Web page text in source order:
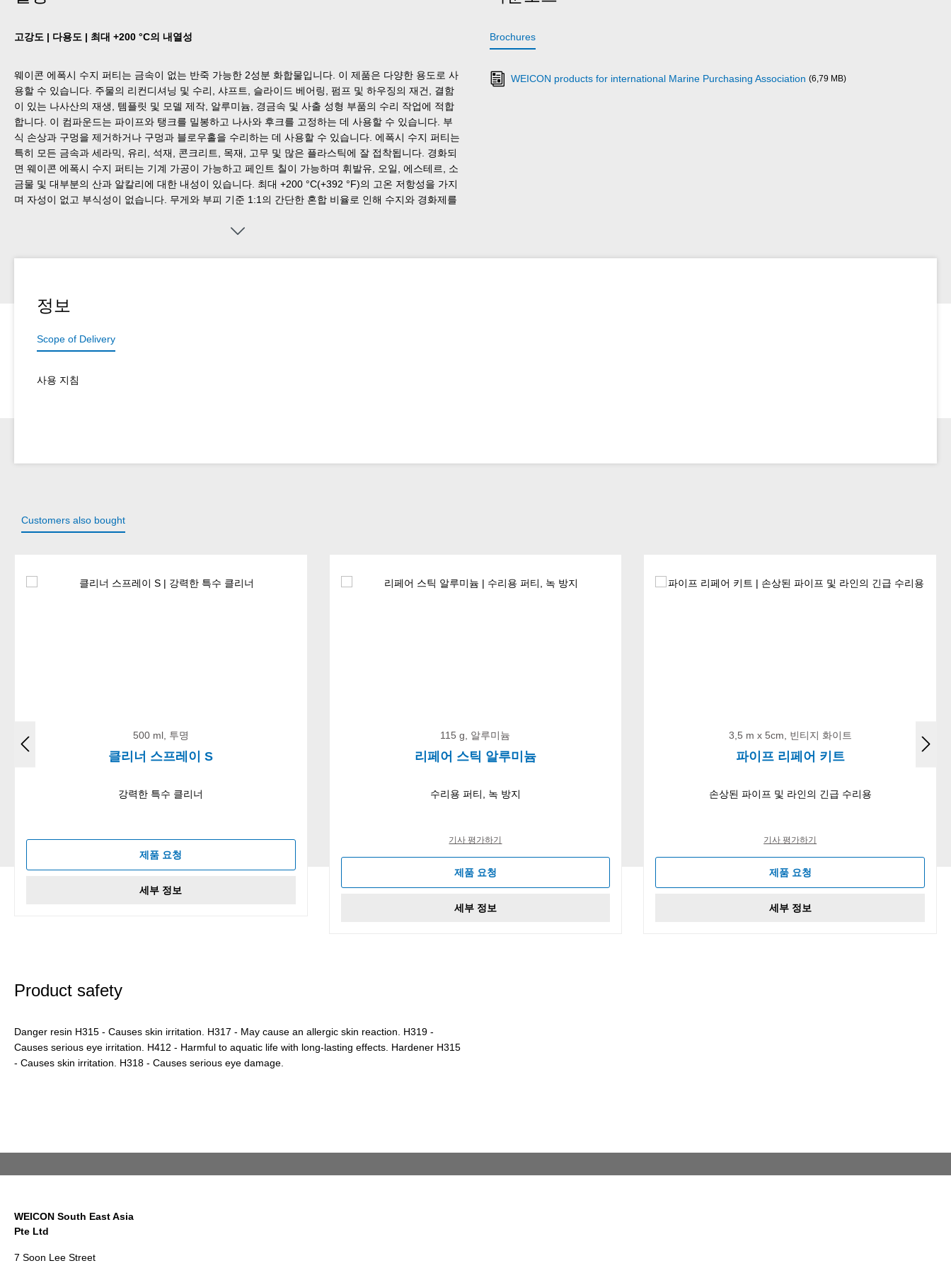
고강도 | 다용도 | 최대 +200 °C의 내열성
웨이콘 에폭시 수지 퍼티는 금속이 없는 반죽 가능한 2성분 화합물입니다. 이 제품은 다양한 용도로 사
용할 수 있습니다. 주물의 리컨디셔닝 및 수리, 샤프트, 슬라이드 베어링, 펌프 및 하우징의 재건, 결함
이 있는 나사산의 재생, 템플릿 및 모델 제작, 알루미늄, 경금속 및 사출 성형 부품의 수리 작업에 적합
합니다. 이 컴파운드는 파이프와 탱크를 밀봉하고 나사와 후크를 고정하는 데 사용할 수 있습니다. 부
식 손상과 구멍을 제거하거나 구멍과 블로우홀을 수리하는 데 사용할 수 있습니다. 에폭시 수지 퍼티는
특히 모든 금속과 세라믹, 유리, 석재, 콘크리트, 목재, 고무 및 많은 플라스틱에 잘 접착됩니다. 경화되
면 웨이콘 에폭시 수지 퍼티는 기계 가공이 가능하고 페인트 칠이 가능하며 휘발유, 오일, 에스테르, 소
금물 및 대부분의 산과 알칼리에 대한 내성이 있습니다. 최대 +200 °C(+392 °F)의 고온 저항성을 가지
며 자성이 없고 부식성이 없습니다. 무게와 부피 기준 1:1의 간단한 혼합 비율로 인해 수지와 경화제를
모형 및 금형 제작 및 기타 여러 산업 분야에 사용할 수 있습니다.
Brochures
WEICON products for international Marine Purchasing Association (6,79 MB)
정보
Scope of Delivery
사용 지침
Customers also bought
500 ml, 투명
클리너 스프레이 S
강력한 특수 클리너
제품 요청
세부 정보
115 g, 알루미늄
리페어 스틱 알루미늄
수리용 퍼티, 녹 방지
기사 평가하기
제품 요청
세부 정보
3,5 m x 5cm, 빈티지 화이트
파이프 리페어 키트
손상된 파이프 및 라인의 긴급 수리용
기사 평가하기
제품 요청
세부 정보
Product safety
Danger resin H315 - Causes skin irritation. H317 - May cause an allergic skin reaction. H319 -
Causes serious eye irritation. H412 - Harmful to aquatic life with long-lasting effects. Hardener H315
- Causes skin irritation. H318 - Causes serious eye damage.
WEICON South East Asia
Pte Ltd
7 Soon Lee Street